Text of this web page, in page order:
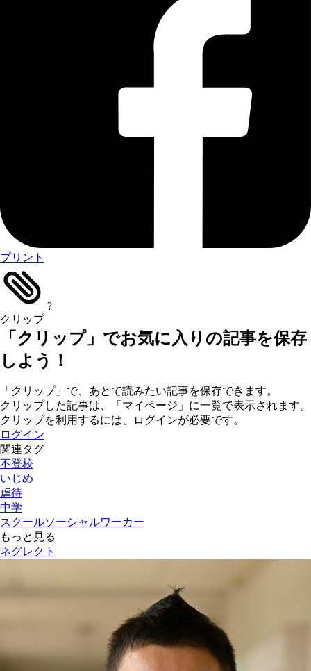
プリント
クリップ
?
「クリップ」でお気に入りの記事を保存
しよう！
「クリップ」で、あとで読みたい記事を保存できます。
クリップした記事は、「マイページ」に一覧で表示されます。
クリップを利用するには、ログインが必要です。
ログイン
関連タグ
不登校
いじめ
虐待
中学
スクールソーシャルワーカー
もっと見る
ネグレクト